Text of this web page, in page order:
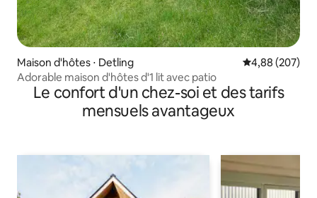
Maison d'hôtes ⋅ Detling Évaluation
4,88 (207)
Adorable maison d'hôtes d'1 lit avec patio
Le confort d'un chez-soi et des tarifs
mensuels avantageux